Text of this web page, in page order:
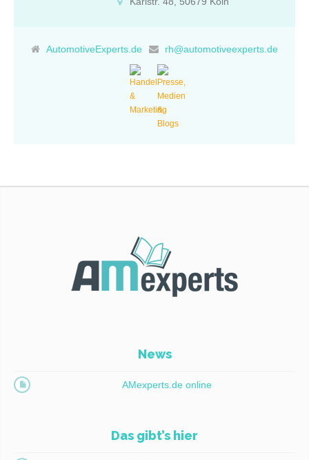
finden hier wichtige und kompetente
Kategorien.
AutomotiveExperts.de rh@automotiveexperts.de
News
AMexperts.de online
Das gibt’s hier